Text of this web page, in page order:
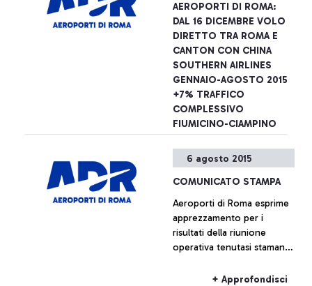
AEROPORTI DI ROMA:
DAL 16 DICEMBRE VOLO
DIRETTO TRA ROMA E
CANTON CON CHINA
SOUTHERN AIRLINES
GENNAIO-AGOSTO 2015
+7% TRAFFICO
COMPLESSIVO
FIUMICINO-CIAMPINO
- insieme a China Southern
nuovo collegamento tra
l’aeroporto Leonardo Da
Vinci e le città di Canton e
Wuhan.
+ Approfondisci
6 agosto 2015
COMUNICATO STAMPA
Aeroporti di Roma esprime
apprezzamento per i
risultati della riunione
operativa tenutasi stamane
dell’Enac, alla quale erano
+ Approfondisci